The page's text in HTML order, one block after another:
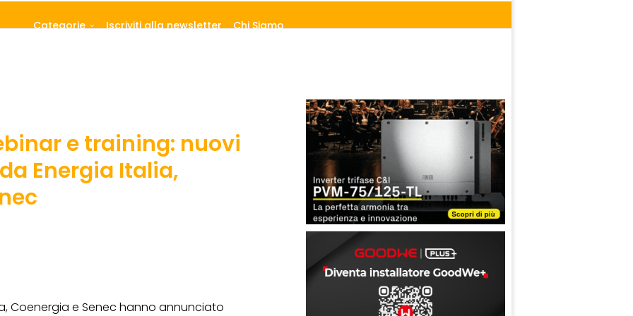
Categorie Iscriviti alla newsletter Chi Siamo
e training: nuovi
Energia Italia,
Coenergia e Senec hanno annunciato